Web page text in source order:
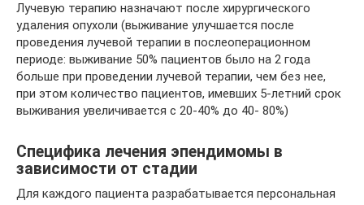
Лучевую терапию назначают после хирургического
удаления опухоли (выживание улучшается после
проведения лучевой терапии в послеоперационном
периоде: выживание 50% пациентов было на 2 года
больше при проведении лучевой терапии, чем без нее,
при этом количество пациентов, имевших 5-летний срок
выживания увеличивается с 20-40% до 40- 80%)
Специфика лечения эпендимомы в
зависимости от стадии
Для каждого пациента разрабатывается персональная